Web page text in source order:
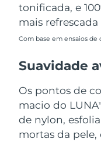
tonificada, e
mais
Com base em ensaios
Suavidade
Os pontos de
macio do LUNA
de nylon,
mortas da pele,
Estados Unidos
Uzbequistão
Vietnã